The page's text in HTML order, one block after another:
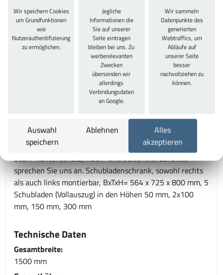
Artikelbeschreibung
Artikelbeschreibung
mit Multiplexplatte, 40 mm stark, Kanten
gebrochen, Oberfläche geschliffen, geölt und gewachst,
spritzwasserfest und schmutzabweisend, in
Pulverlackierung sorgt für eine schlag- und abriebfeste
Oberfläche, die Unterkonstruktion aller
Werkbänke
aus massiv geschweißtem Stahl. OptionalWerkbank
Stahl-Kantenschutz, Rück- und Seitenwände. Bitte
sprechen Sie uns an. Schubladenschrank, sowohl rechts
als auch links montierbar, BxTxH= 564 x 725 x 800 mm, 5
Schubladen (Vollauszug) in den Höhen 50 mm, 2x100
mm, 150 mm, 300 mm
Technische Daten
Gesamtbreite:
1500 mm
Wir speichern Cookies
um Grundfunktionen
wie
Nutzerauthentifizierung
zu ermöglichen.
Jegliche
Informationen die
Sie auf unserer
Seite eintragen
bleiben bei uns. Zu
werberelevanten
Zwecken
übersenden wir
allerdings
Verbindungsdaten
an Google.
Wir sammeln
Datenpunkte des
generierten
Webtraffics, um
Abläufe auf
unserer Seite
besser
nachvollziehen zu
können.
Auswahl
speichern
Ablehnen
Alles
akzeptieren